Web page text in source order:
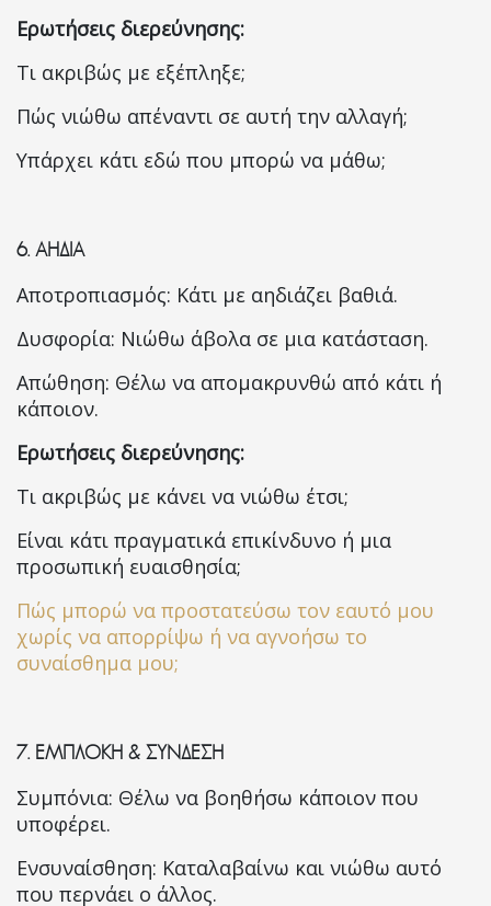
Ερωτήσεις διερεύνησης:
Τι ακριβώς με εξέπληξε;
Πώς νιώθω απέναντι σε αυτή την αλλαγή;
Υπάρχει κάτι εδώ που μπορώ να μάθω;
6. ΑΗΔΙΑ
Αποτροπιασμός: Κάτι με αηδιάζει βαθιά.
Δυσφορία: Νιώθω άβολα σε μια κατάσταση.
Απώθηση: Θέλω να απομακρυνθώ από κάτι ή
κάποιον.
Ερωτήσεις διερεύνησης:
Τι ακριβώς με κάνει να νιώθω έτσι;
Είναι κάτι πραγματικά επικίνδυνο ή μια
προσωπική ευαισθησία;
Πώς μπορώ να προστατεύσω τον εαυτό μου
χωρίς να απορρίψω ή να αγνοήσω το
συναίσθημα μου;
7. ΕΜΠΛΟΚΗ & ΣΥΝΔΕΣΗ
Συμπόνια: Θέλω να βοηθήσω κάποιον που
υποφέρει.
Ενσυναίσθηση: Καταλαβαίνω και νιώθω αυτό
που περνάει ο άλλος.